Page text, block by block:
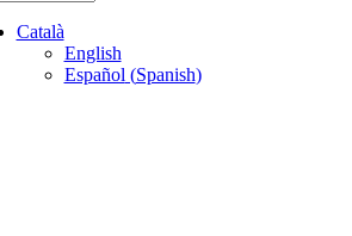
Català
English
Español(Spanish)